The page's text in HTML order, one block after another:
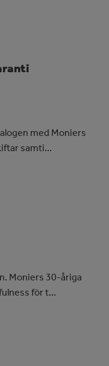
med Moniers
samti...
Moniers 30-åriga
för t...